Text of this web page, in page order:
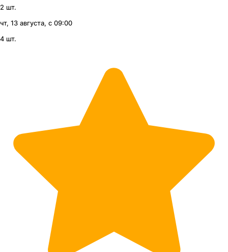
2 шт.
чт, 13 августа, с 09:00
4 шт.